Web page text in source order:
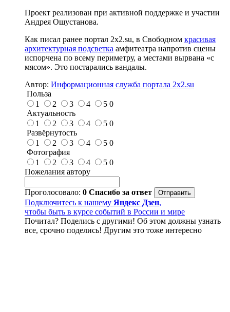
Проект реализован при активной поддержке и участии
Андрея Ошустанова.
Как писал ранее портал 2х2.su, в Свободном красивая
архитектурная подсветка амфитеатра напротив сцены
испорчена по всему периметру, а местами вырвана «с
мясом». Это постарались вандалы.
Автор: Информационная служба портала 2x2.su
Польза
1
2 3 4 5 0
Актуальность
1
2 3 4 5 0
Развёрнутость
1
2 3 4 5 0
Фотография
1
2 3 4 5 0
Пожелания автору
Проголосовало: 0 Спасибо за ответ
Подключитесь к нашему Яндекс Дзен,
чтобы быть в курсе событий в России и мире
Почитал? Поделись с другими! Об этом должны узнать
все, срочно поделись! Другим это тоже интересно